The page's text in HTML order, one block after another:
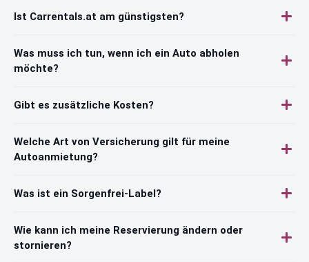
Ist Carrentals.at am günstigsten?
Was muss ich tun, wenn ich ein Auto abholen
möchte?
Gibt es zusätzliche Kosten?
Welche Art von Versicherung gilt für meine
Autoanmietung?
Was ist ein Sorgenfrei-Label?
Wie kann ich meine Reservierung ändern oder
stornieren?